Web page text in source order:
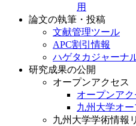
用
論文の執筆・投稿
文献管理ツール
APC割引情報
ハゲタカジャーナ
研究成果の公開
オープンアクセス
オープンア
九州大学オ
九州大学学術情報